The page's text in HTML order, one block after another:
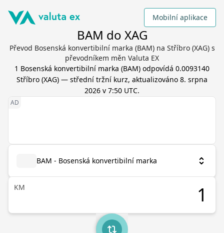
Mobilní aplikace
BAM do XAG
Převod Bosenská konvertibilní marka (BAM) na Stříbro (XAG) s
převodníkem měn Valuta EX
1 Bosenská konvertibilní marka (BAM) odpovídá 0.0093140
Stříbro (XAG) — střední tržní kurz, aktualizováno 8. srpna
2026 v 7:50 UTC.
BAM - Bosenská konvertibilní marka
KM